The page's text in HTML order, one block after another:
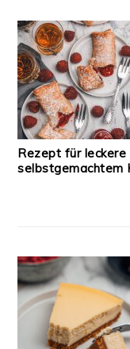
Rezept für
selbstgemachtem